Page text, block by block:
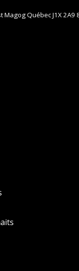
Magog Québec J1X 2A9